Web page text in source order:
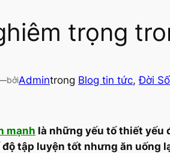
trọng
bởiAdmintrong Blog tin tức, Đời
mạnh là những yếu tố thiết yếu
tập luyện tốt nhưng ăn uống